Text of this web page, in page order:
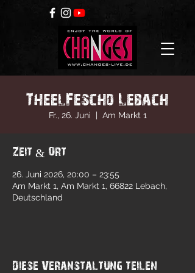
TheelFeschd Lebach
Fr., 26. Juni
  |
Am Markt 1
Zeit & Ort
26. Juni 2026, 20:00 – 23:55
Am Markt 1, Am Markt 1, 66822 Lebach,
Deutschland
Diese Veranstaltung teilen